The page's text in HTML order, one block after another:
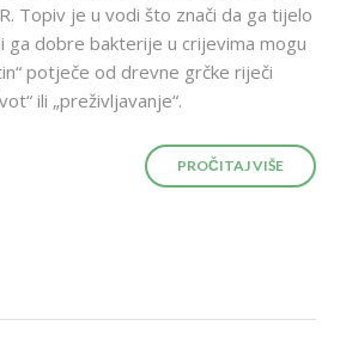
Topiv je u vodi što znači da ga tijelo
ga dobre bakterije u crijevima mogu
potječe od drevne grčke riječi
ili „preživljavanje“.
PROČITAJ VIŠE